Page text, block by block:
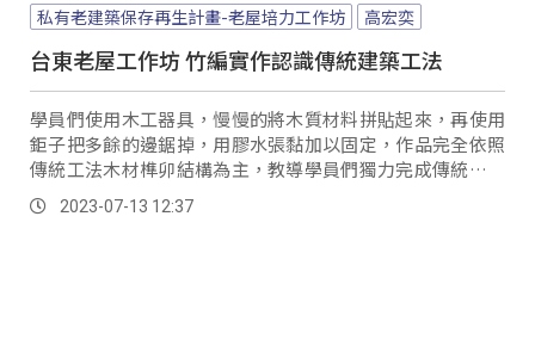
私有老建築保存再生計畫-老屋培力工作坊
高宏奕
台東老屋工作坊 竹編實作認識傳統建築工法
學員們使用木工器具，慢慢的將木質材料拼貼起來，再使用
鉅子把多餘的邊鋸掉，用膠水張黏加以固定，作品完全依照
傳統工法木材榫卯結構為主，教導學員們獨力完成傳統的收
納盒。2023-07-13 12:37